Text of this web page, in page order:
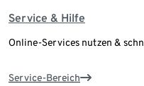
Service & Hilfe
Online-Services nutzen &
Service-Bereich